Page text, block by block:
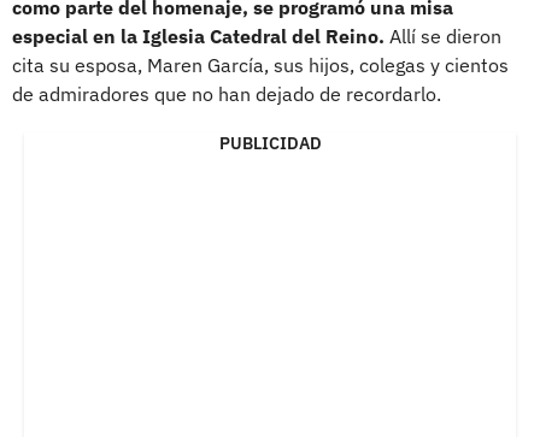
como parte del homenaje, se programó una misa
especial en la Iglesia Catedral del Reino. Allí se dieron
cita su esposa, Maren García, sus hijos, colegas y cientos
de admiradores que no han dejado de recordarlo.
PUBLICIDAD